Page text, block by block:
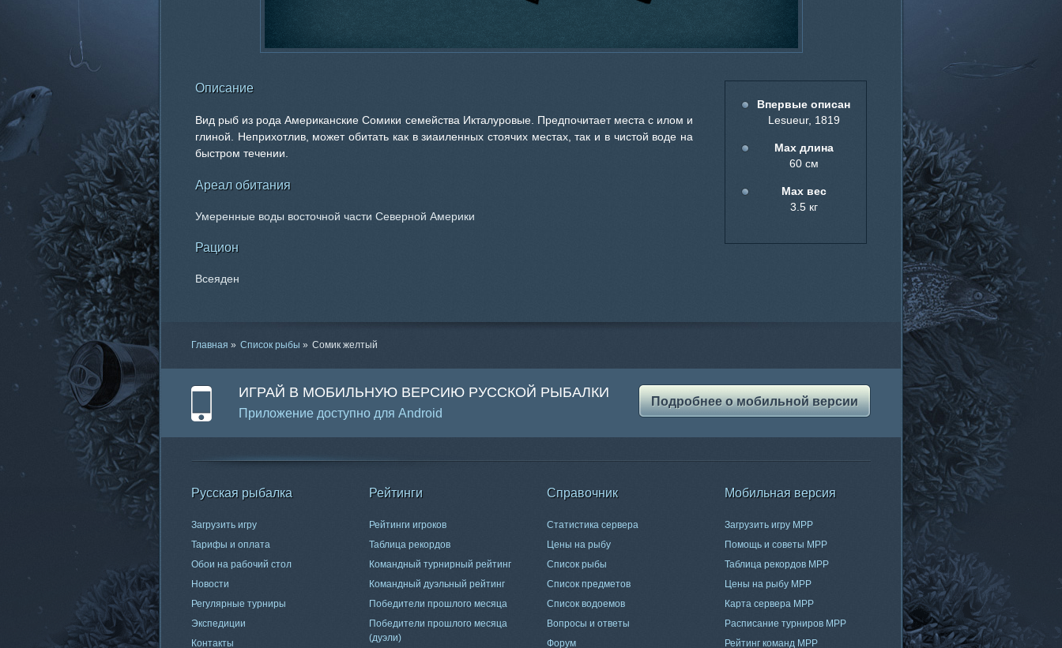
Впервые описан
Lesueur, 1819
Мах длина
60 см
Мах вес
3.5 кг
Описание
Вид рыб из рода Американские Сомики семейства Икталуровые. Предпочитает места с илом и
глиной. Неприхотлив, может обитать как в зиаиленных стоячих местах, так и в чистой воде на
быстром течении.
Ареал обитания
Умеренные воды восточной части Северной Америки
Рацион
Всеяден
Главная » Список рыбы » Сомик желтый
ИГРАЙ В МОБИЛЬНУЮ ВЕРСИЮ РУССКОЙ РЫБАЛКИ
Приложение доступно для Android
Подробнее о мобильной версии
Русская рыбалка
Загрузить игру
Тарифы и оплата
Обои на рабочий стол
Новости
Регулярные турниры
Экспедиции
Контакты
Рейтинги
Рейтинги игроков
Таблица рекордов
Командный турнирный рейтинг
Командный дуэльный рейтинг
Победители прошлого месяца
Победители прошлого месяца
(дуэли)
Справочник
Статистика сервера
Цены на рыбу
Список рыбы
Список предметов
Список водоемов
Вопросы и ответы
Форум
Мобильная версия
Загрузить игру МРР
Помощь и советы МРР
Таблица рекордов МРР
Цены на рыбу МРР
Карта сервера МРР
Расписание турниров МРР
Рейтинг команд МРР